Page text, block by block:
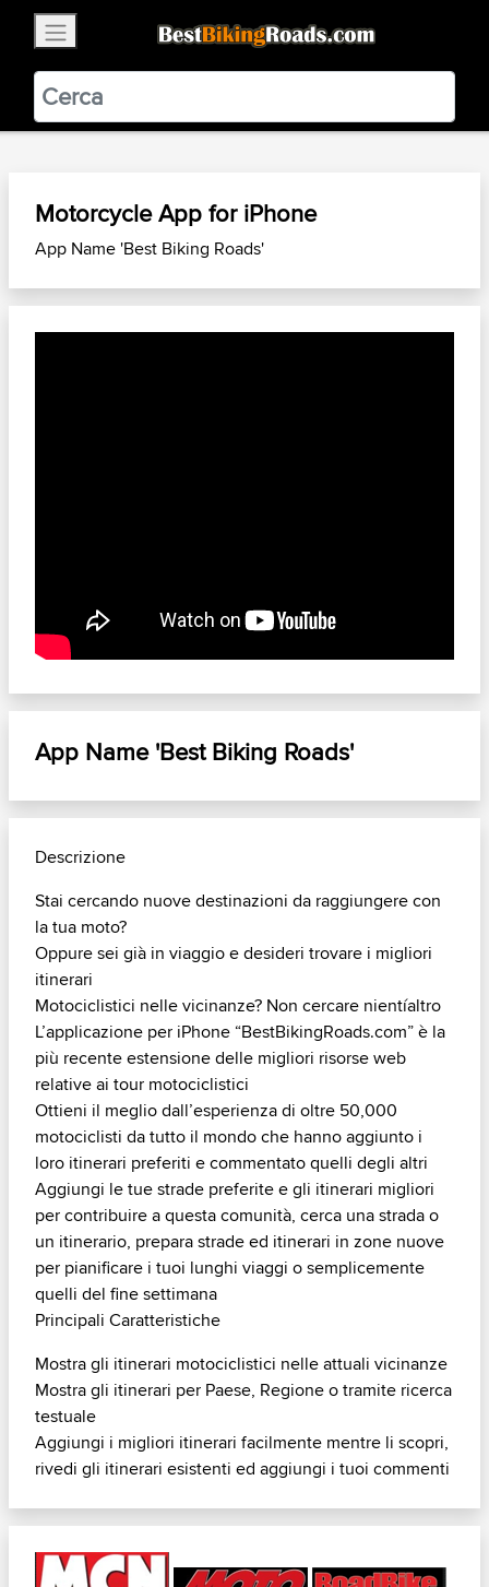
BestBikingRoads
Static Motion3.99 - In Google Play
VIEW
Motorcycle App for iPhone
App Name 'Best Biking Roads'
App Name 'Best Biking Roads'
Descrizione
Stai cercando nuove destinazioni da raggiungere con
la tua moto?
Oppure sei già in viaggio e desideri trovare i migliori
itinerari
Motociclistici nelle vicinanze? Non cercare nientíaltro
L’applicazione per iPhone “BestBikingRoads.com” è la
più recente estensione delle migliori risorse web
relative ai tour motociclistici
Ottieni il meglio dall’esperienza di oltre 50,000
motociclisti da tutto il mondo che hanno aggiunto i
loro itinerari preferiti e commentato quelli degli altri
Aggiungi le tue strade preferite e gli itinerari migliori
per contribuire a questa comunità, cerca una strada o
un itinerario, prepara strade ed itinerari in zone nuove
per pianificare i tuoi lunghi viaggi o semplicemente
quelli del fine settimana
Principali Caratteristiche
Mostra gli itinerari motociclistici nelle attuali vicinanze
Mostra gli itinerari per Paese, Regione o tramite ricerca
testuale
Aggiungi i migliori itinerari facilmente mentre li scopri,
rivedi gli itinerari esistenti ed aggiungi i tuoi commenti